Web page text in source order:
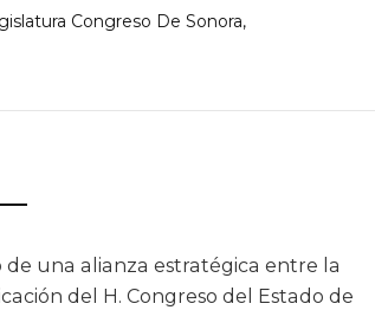
Congreso De Sonora
de una alianza estratégica entre la
del H. Congreso del Estado de